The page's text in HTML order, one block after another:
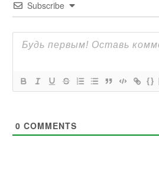
Subscribe
{}
0 COMMENTS